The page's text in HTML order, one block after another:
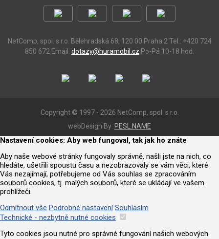
NetComp, spol. s r.o. Bělehradská 68, 120 00 Praha 2 Tel.: +420 724
850 672 Email: dotazy@huramobil.cz Po-Pá 10-18 hod.
Copyright © 1997 - 2026 NetComp, spol. s r.o.
webDesign By: PESL.NAME
Nastavení cookies: Aby web fungoval, tak jak ho znáte
Aby naše webové stránky fungovaly správně, našli jste na nich, co
hledáte, ušetřili spoustu času a nezobrazovaly se vám věci, které
Vás nezajímají, potřebujeme od Vás souhlas se zpracováním
souborů cookies, tj. malých souborů, které se ukládají ve vašem
prohlížeči.
Odmítnout vše Podrobné nastavení Souhlasím
Technické - nezbytně nutné cookies
Tyto cookies jsou nutné pro správné fungování našich webových